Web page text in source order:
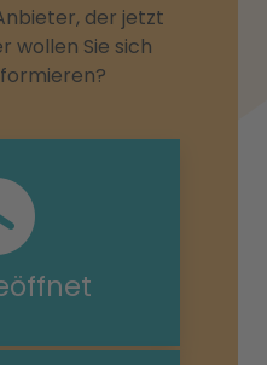
der jetzt
wollen Sie sich